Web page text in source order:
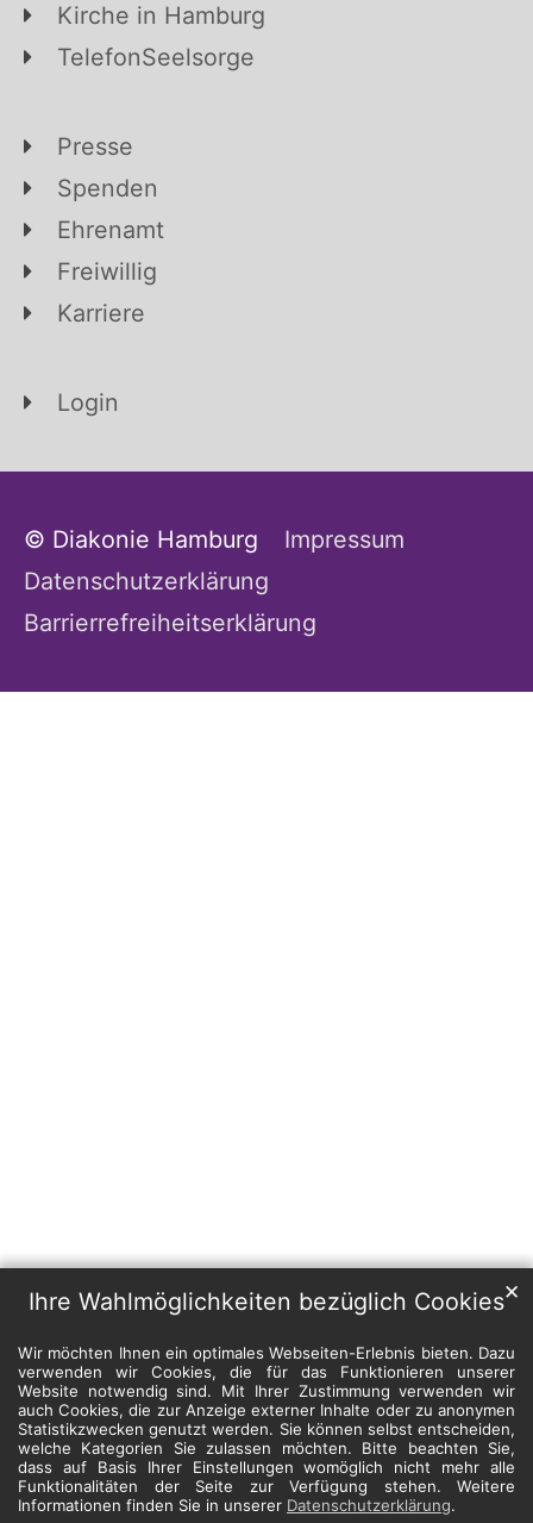
Ihre Wahlmöglichkeiten bezüglich Cookies
Wir möchten Ihnen ein optimales Webseiten-Erlebnis bieten. Dazu
verwenden wir Cookies, die für das Funktionieren unserer
Website notwendig sind. Mit Ihrer Zustimmung verwenden wir
auch Cookies, die zur Anzeige externer Inhalte oder zu anonymen
Statistikzwecken genutzt werden. Sie können selbst entscheiden,
welche Kategorien Sie zulassen möchten. Bitte beachten Sie,
dass auf Basis Ihrer Einstellungen womöglich nicht mehr alle
Funktionalitäten der Seite zur Verfügung stehen. Weitere
Informationen finden Sie in unserer Datenschutzerklärung.
✕
Kirche in Hamburg
TelefonSeelsorge
Presse
Spenden
Ehrenamt
Freiwillig
Karriere
Login
© Diakonie Hamburg
Impressum
Datenschutzerklärung
Barrierrefreiheitserklärung